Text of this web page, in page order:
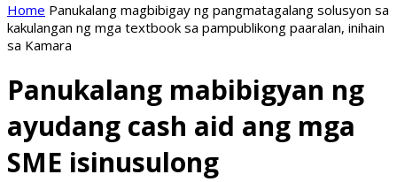
Home Panukalang magbibigay ng pangmatagalang solusyon sa
kakulangan ng mga textbook sa pampublikong paaralan, inihain
sa Kamara
Panukalang mabibigyan ng
ayudang cash aid ang mga
SME isinusulong